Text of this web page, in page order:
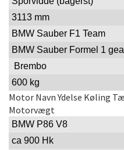
3113 mm
BMW Sauber F1 Team
BMW Sauber Formel 1
Brembo
600 kg
Motor NavnYdelse Køling
Motorvægt
BMW P86 V8
ca 900 Hk